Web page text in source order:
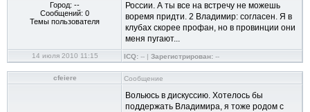
Город: --
Сообщений: 0
Темы пользователя
России. А ты все на встречу не можешь
воремя придти. 2 Владимир: согласен. Я в
клубах скорее профан, но в провинции они
меня пугают...
14 июля 2010 11:15 ICQ: -- | Зарегистрирован: --
cfeiere Сообщение
Вольюсь в дискуссию. Хотелось бы
поддержать Владимира, я тоже родом с